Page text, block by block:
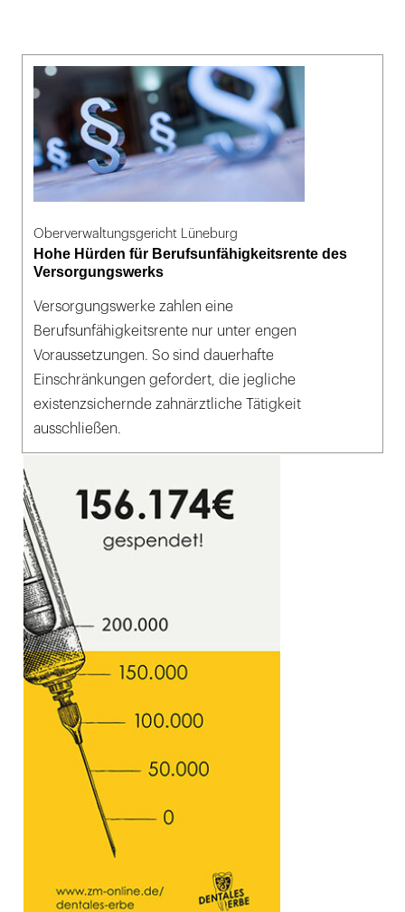
Oberverwaltungsgericht Lüneburg
Hohe Hürden für Berufsunfähigkeitsrente des
Versorgungswerks
Versorgungswerke zahlen eine
Berufsunfähigkeitsrente nur unter engen
Voraussetzungen. So sind dauerhafte
Einschränkungen gefordert, die jegliche
existenzsichernde zahnärztliche Tätigkeit
ausschließen.